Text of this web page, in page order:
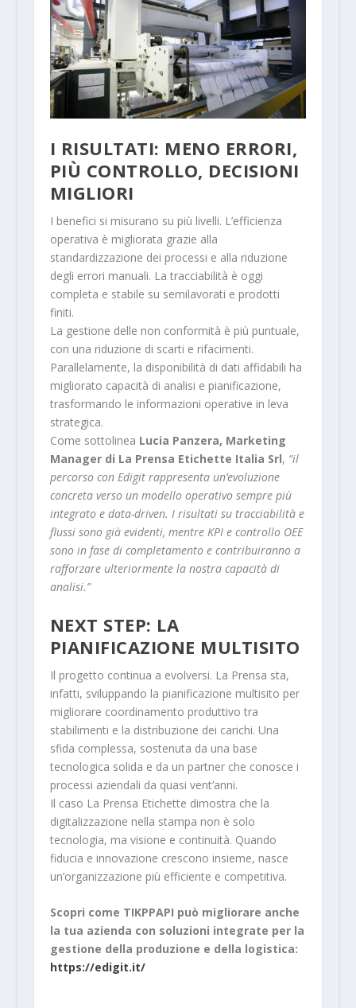
I RISULTATI: MENO ERRORI,
PIÙ CONTROLLO, DECISIONI
MIGLIORI
I benefici si misurano su più livelli. L’efficienza
operativa è migliorata grazie alla
standardizzazione dei processi e alla riduzione
degli errori manuali. La tracciabilità è oggi
completa e stabile su semilavorati e prodotti
finiti.
La gestione delle non conformità è più puntuale,
con una riduzione di scarti e rifacimenti.
Parallelamente, la disponibilità di dati affidabili ha
migliorato capacità di analisi e pianificazione,
trasformando le informazioni operative in leva
strategica.
Come sottolinea Lucia Panzera, Marketing
Manager di La Prensa Etichette Italia Srl, “il
percorso con Edigit rappresenta un’evoluzione
concreta verso un modello operativo sempre più
integrato e data-driven. I risultati su tracciabilità e
flussi sono già evidenti, mentre KPI e controllo OEE
sono in fase di completamento e contribuiranno a
rafforzare ulteriormente la nostra capacità di
analisi.”
NEXT STEP: LA
PIANIFICAZIONE MULTISITO
Il progetto continua a evolversi. La Prensa sta,
infatti, sviluppando la pianificazione multisito per
migliorare coordinamento produttivo tra
stabilimenti e la distribuzione dei carichi. Una
sfida complessa, sostenuta da una base
tecnologica solida e da un partner che conosce i
processi aziendali da quasi vent’anni.
Il caso La Prensa Etichette dimostra che la
digitalizzazione nella stampa non è solo
tecnologia, ma visione e continuità. Quando
fiducia e innovazione crescono insieme, nasce
un’organizzazione più efficiente e competitiva.
Scopri come TIKPPAPI può migliorare anche
la tua azienda con soluzioni integrate per la
gestione della produzione e della logistica:
https://edigit.it/